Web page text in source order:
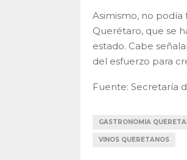
Asimismo, no podía
Querétaro, que se
estado. Cabe
del esfuerzo para
Fuente: Secretaría
GASTRONOMIA
VINOS QUERETANOS